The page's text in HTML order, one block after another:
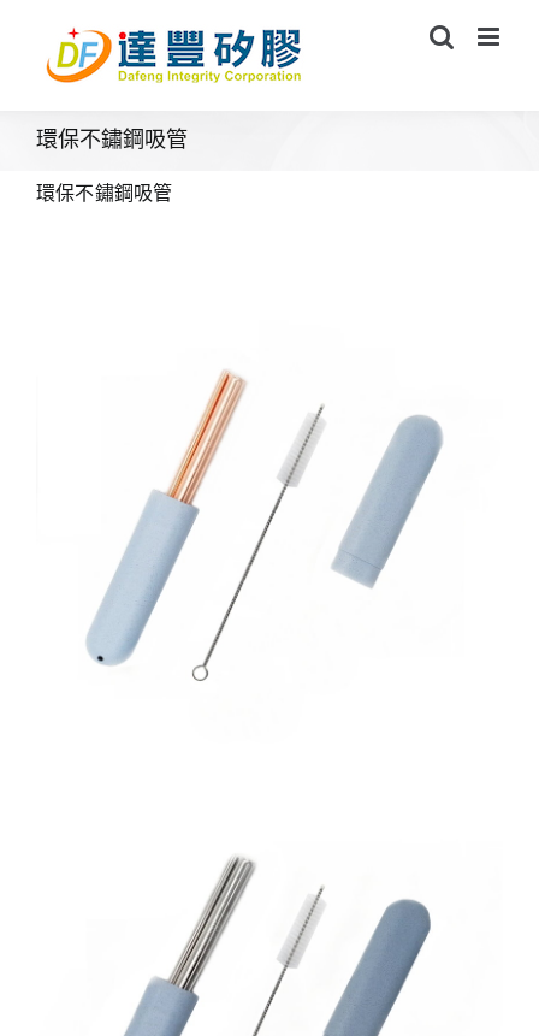
content
環保不鏽鋼吸管
環保不鏽鋼吸管